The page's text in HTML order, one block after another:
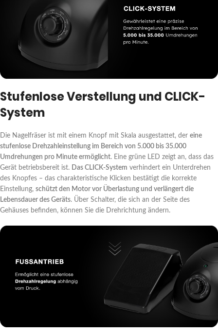
Stufenlose Verstellung und CLICK-
System
Die Nagelfräser ist mit einem Knopf mit Skala ausgestattet, der eine
stufenlose Drehzahleinstellung im Bereich von 5.000 bis 35.000
Umdrehungen pro Minute ermöglicht. Eine grüne LED zeigt an, dass das
Gerät betriebsbereit ist. Das CLICK-System verhindert ein Unterdrehen
des Knopfes – das charakteristische Klicken bestätigt die korrekte
Einstellung, schützt den Motor vor Überlastung und verlängert die
Lebensdauer des Geräts. Über Schalter, die sich an der Seite des
Gehäuses befinden, können Sie die Drehrichtung ändern.